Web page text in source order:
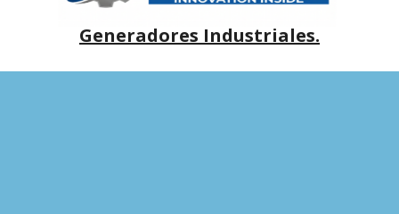
Generadores Industriales.